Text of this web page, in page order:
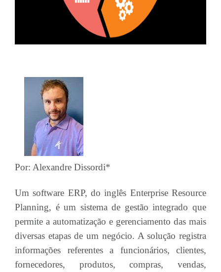
Por: Alexandre Dissordi*
Um software ERP, do inglês Enterprise Resource
Planning, é um sistema de gestão integrado que
permite a automatização e gerenciamento das mais
diversas etapas de um negócio. A solução registra
informações referentes a funcionários, clientes,
fornecedores, produtos, compras, vendas,